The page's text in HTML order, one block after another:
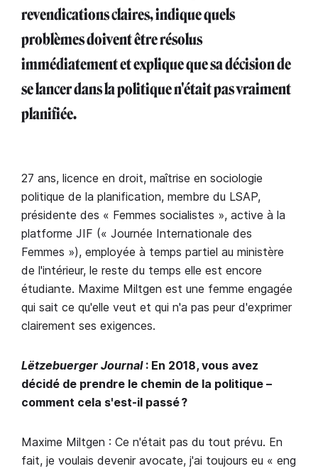
revendications claires, indique quels
problèmes doivent être résolus
immédiatement et explique que sa décision de
se lancer dans la politique n'était pas vraiment
planifiée.
27 ans, licence en droit, maîtrise en sociologie
politique de la planification, membre du LSAP,
présidente des « Femmes socialistes », active à la
platforme JIF (« Journée Internationale des
Femmes »), employée à temps partiel au ministère
de l'intérieur, le reste du temps elle est encore
étudiante. Maxime Miltgen est une femme engagée
qui sait ce qu'elle veut et qui n'a pas peur d'exprimer
clairement ses exigences.
Lëtzebuerger Journal: En 2018, vous avez
décidé de prendre le chemin de la politique –
comment cela s'est-il passé ?
Maxime Miltgen : Ce n'était pas du tout prévu. En
fait, je voulais devenir avocate, j'ai toujours eu « eng